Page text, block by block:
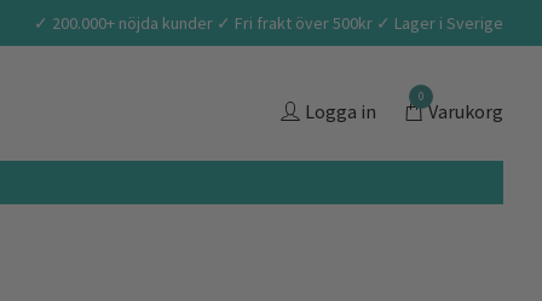
✓ 200.000+ nöjda kunder ✓ Fri frakt över 500kr ✓ Lager i Sverige
Logga in
0
Varukorg